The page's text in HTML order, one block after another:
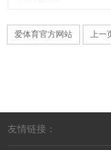
爱体育官方网站 上一
友情链接：